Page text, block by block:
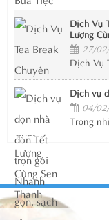
Dịch Vụ
Lượng
27/
Dịch Vụ
Dịch vụ
04/
Trong